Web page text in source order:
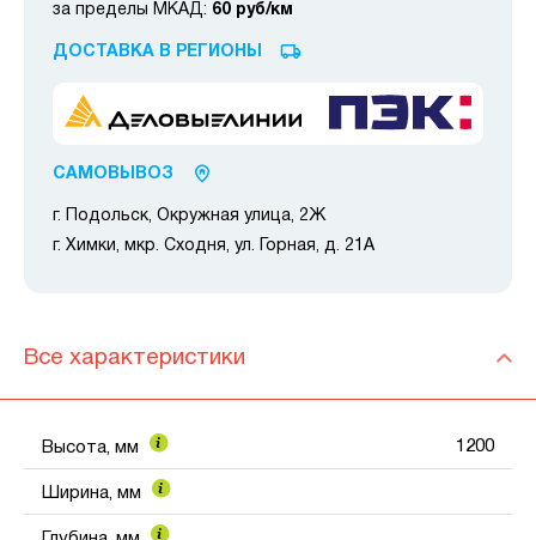
за пределы МКАД: 60 руб/км
ДОСТАВКА В РЕГИОНЫ
САМОВЫВОЗ
г. Подольск, Окружная улица, 2Ж
г. Химки, мкр. Сходня, ул. Горная, д. 21А
Все характеристики
Высота, мм 1200
Ширина, мм